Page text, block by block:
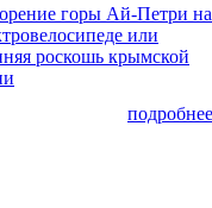
горы Ай-Петри на
или
роскошь крымской
подробнее